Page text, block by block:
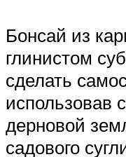
Бонсай из
глинистом
сделать
использовав
дерновой
садового